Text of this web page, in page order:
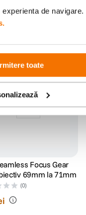
de
toate
Focus Gear
69mm la 71mm
(0)